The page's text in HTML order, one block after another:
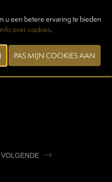
Gambero Rosso voor 2025 en
structuur dankzij het
VOLGENDE
u een betere ervaring te bieden
over cookies.